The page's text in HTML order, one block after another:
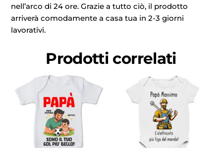
nell’arco di 24 ore. Grazie a tutto ciò, il prodotto
arriverà comodamente a casa tua in 2-3 giorni
lavorativi.
Prodotti correlati